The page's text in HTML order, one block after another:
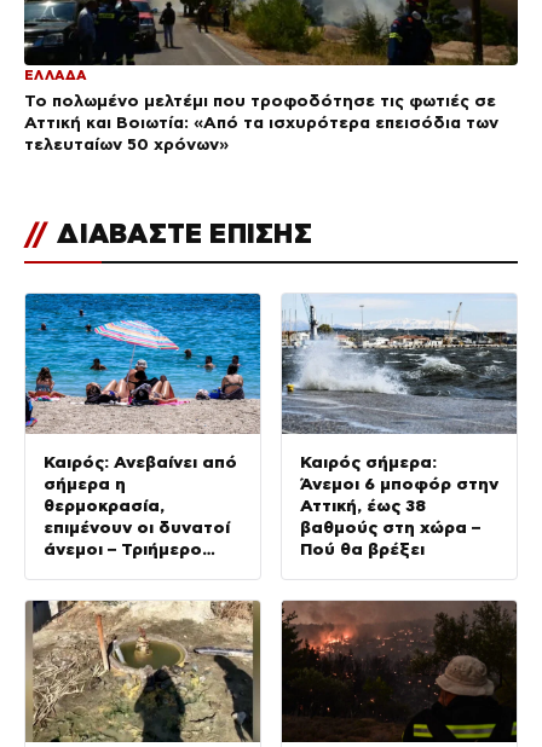
ΕΛΛΑΔΑ
Το πολωμένο μελτέμι που τροφοδότησε τις φωτιές σε
Αττική και Βοιωτία: «Από τα ισχυρότερα επεισόδια των
τελευταίων 50 χρόνων»
// ΔΙΑΒΑΣΤΕ ΕΠΙΣΗΣ
Καιρός: Ανεβαίνει από
σήμερα η
θερμοκρασία,
επιμένουν οι δυνατοί
άνεμοι – Τριήμερο
Καιρός σήμερα:
Άνεμοι 6 μποφόρ στην
Αττική, έως 38
βαθμούς στη χώρα –
Πού θα βρέξει